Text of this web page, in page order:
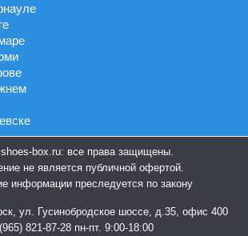
box.ru: все права защищены.
не является публичной офертой.
информации преследуется по закону
ул. Гусинобродское шоссе, д.35, офис 400
821-87-28 пн-пт. 9:00-18:00